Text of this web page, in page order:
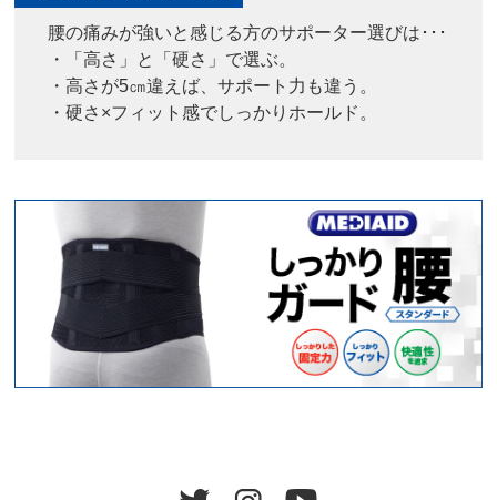
腰の痛みが強いと感じる方のサポーター選びは･･･
・「高さ」と「硬さ」で選ぶ。
・高さが5㎝違えば、サポート力も違う。
・硬さ×フィット感でしっかりホールド。